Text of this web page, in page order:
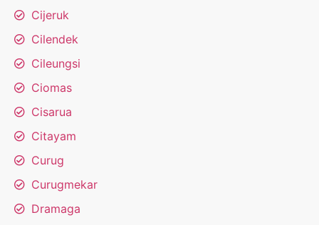
Cijeruk
Cilendek
Cileungsi
Ciomas
Cisarua
Citayam
Curug
Curugmekar
Dramaga